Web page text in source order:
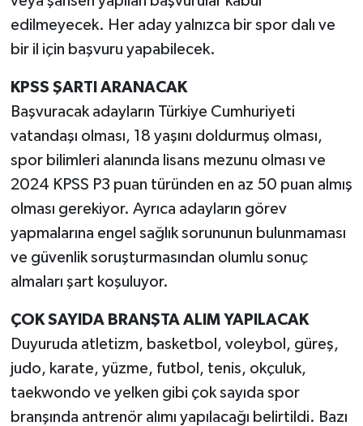
edilmeyecek. Her aday yalnızca bir spor dalı ve
bir il için başvuru yapabilecek.
KPSS ŞARTI ARANACAK
Başvuracak adayların Türkiye Cumhuriyeti
vatandaşı olması, 18 yaşını doldurmuş olması,
spor bilimleri alanında lisans mezunu olması ve
2024 KPSS P3 puan türünden en az 50 puan almış
olması gerekiyor. Ayrıca adayların görev
yapmalarına engel sağlık sorununun bulunmaması
ve güvenlik soruşturmasından olumlu sonuç
almaları şart koşuluyor.
ÇOK SAYIDA BRANŞTA ALIM YAPILACAK
Duyuruda atletizm, basketbol, voleybol, güreş,
judo, karate, yüzme, futbol, tenis, okçuluk,
taekwondo ve yelken gibi çok sayıda spor
branşında antrenör alımı yapılacağı belirtildi. Bazı